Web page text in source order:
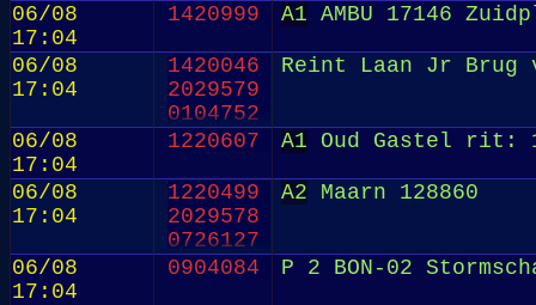
06/08
17:04
1420999 A1 AMBU 17146
06/08
17:04
1420046
2029579
0104752
Reint Laan Jr Brug
06/08
17:04
1220607 A1 Oud Gastel rit:
06/08
17:04
1220499
2029578
0726127
A2 Maarn 128860
06/08
17:04
0904084 P 2 BON-02